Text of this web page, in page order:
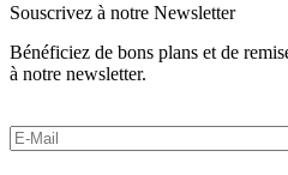
Souscrivez à notre Newsletter
Bénéficiez de bons plans et de
à notre newsletter.